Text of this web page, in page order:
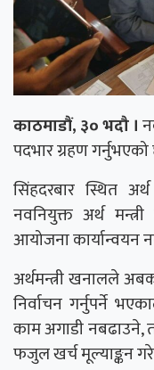
काठमाडौं, ३० भदौ ।
पदभार ग्रहण
सिंहदरबार स्थित
नवनियुक्त अर्थ
आयोजना कार्यान्वयन
अर्थमन्त्री खनालले
निर्वाचन गर्नुपर्ने
काम अगाडी नबढाउने,
फजुल खर्च मूल्याङ्कन